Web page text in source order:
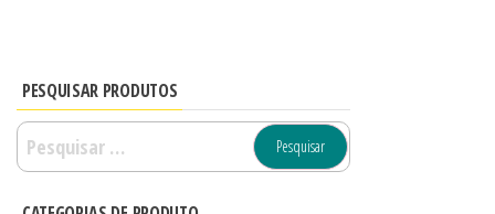
PESQUISAR PRODUTOS